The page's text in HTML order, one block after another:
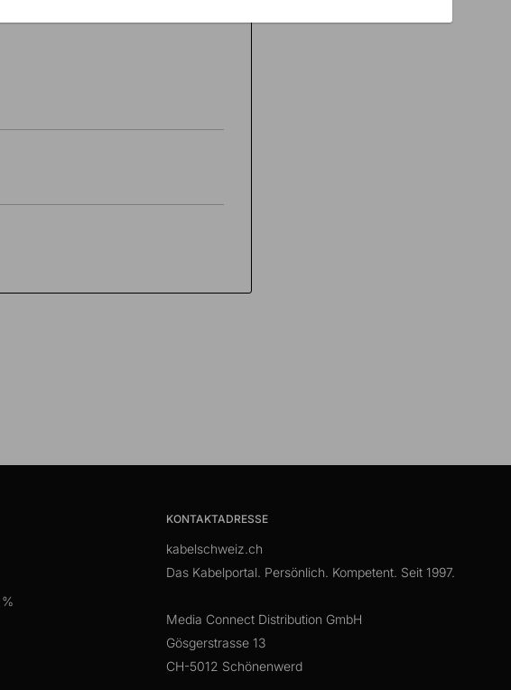
KONTAKTADRESSE
kabelschweiz.ch
Das Kabelportal. Persönlich. Kompetent. Seit 1997.
Media Connect Distribution GmbH
Gösgerstrasse 13
CH-5012 Schönenwerd